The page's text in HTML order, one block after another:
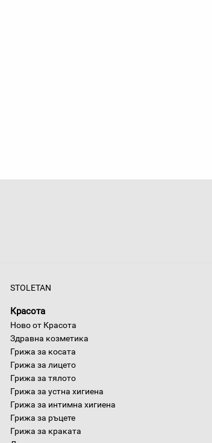
STOLETAN
Красота
Ново от Красота
Здравна козметика
Грижа за косата
Грижа за лицето
Грижа за тялото
Грижа за устна хигиена
Грижа за интимна хигиена
Грижа за ръцете
Грижа за краката